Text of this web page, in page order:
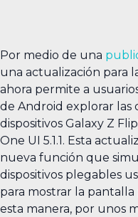
Por medio de una
una actualización para
ahora permite a
de Android explorar las
dispositivos Galaxy Z
One UI 5.1.1. Esta
nueva función que
dispositivos plegables
para mostrar la
esta manera, por unos